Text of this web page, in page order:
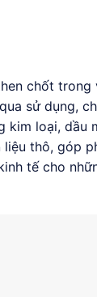
chốt
sử dụng,
kim loại, dầu
thô, góp
tế cho